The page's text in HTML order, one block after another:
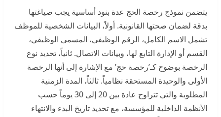
يتضمن نموذج رخصة الحج عدة بنود أساسية يجب صياغتها
بدقة لضمان صحتها القانونية. أولاً، البيانات الشخصية للموظف
تشمل الاسم الكامل، الرقم الوظيفي، المسمى الوظيفي،
القسم أو الإدارة التابع لها، وبيانات الاتصال. ثانياً، تحديد نوع
الرخصة بوضوح كـ’رخصة حج’ مع الإشارة إلى أنها الرخصة
الأولى والوحيدة المستحقة نظامياً. ثالثاً، المدة الزمنية
المطلوبة والتي تتراوح عادة بين 20 إلى 30 يوماً حسب
الأنظمة الداخلية للمؤسسة، مع تحديد تاريخ البدء والانتهاء